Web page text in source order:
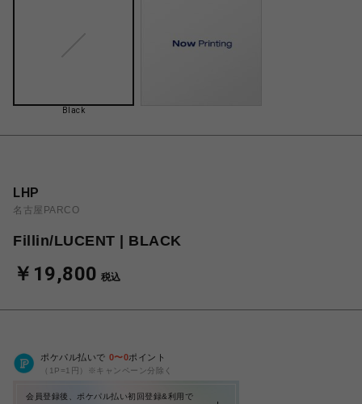
Black
LHP
名古屋PARCO
Fillin/LUCENT | BLACK
￥19,800 税込
ポケパル払いで 0〜0ポイント
（1P=1円）※キャンペーン分除く
会員登録後、ポケパル払い初回登録&利用で